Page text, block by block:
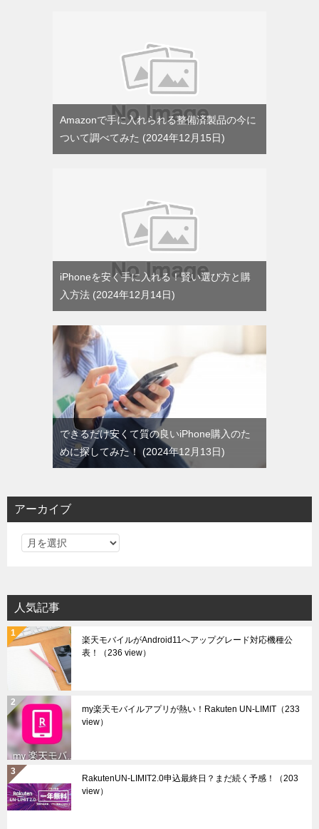
Amazonで手に入れられる整備済製品の今に
ついて調べてみた
2024年12月15日
iPhoneを安く手に入れる！賢い選び方と購
入方法
2024年12月14日
できるだけ安くて質の良いiPhone購入のた
めに探してみた！
2024年12月13日
アーカイブ
ア
イ
ブ
人気記事
楽天モバイルがAndroid11へアップグレード対応機種公
表！
（236 view）
my楽天モバイルアプリが熱い！Rakuten UN-LIMIT （233
view）
RakutenUN-LIMIT2.0申込最終日？まだ続く予感！
（203
view）